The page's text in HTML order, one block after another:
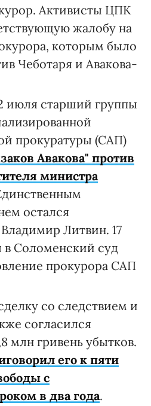
Активисты ЦПК
жалобу на
которым было
Чеботаря и Авакова-
июля старший группы
прокуратуры (САП)
Авакова" против
министра
остался
Литвин. 17
в Соломенский суд
прокурора САП
со следствием и
согласился
млн гривень убытков.
его к пяти
с
в два года.